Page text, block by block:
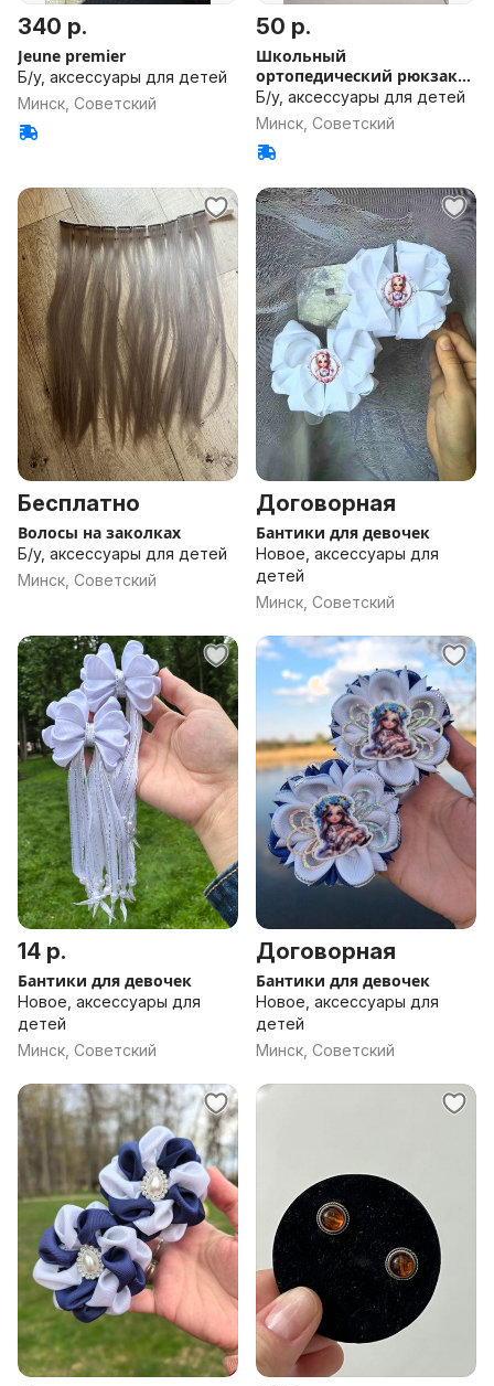
340 р.
Jeune premier
Б/у, аксессуары для детей
Минск, Советский
50 р.
Школьный
ортопедический рюкзак
Roblox
Б/у, аксессуары для детей
Минск, Советский
Бесплатно
Волосы на заколках
Б/у, аксессуары для детей
Минск, Советский
Договорная
Бантики для девочек
Новое, аксессуары для
детей
Минск, Советский
14 р.
Бантики для девочек
Новое, аксессуары для
детей
Минск, Советский
Договорная
Бантики для девочек
Новое, аксессуары для
детей
Минск, Советский